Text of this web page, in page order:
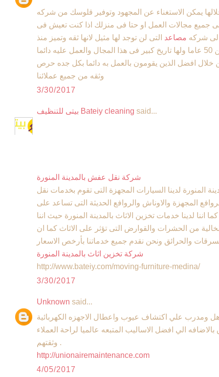
يمكن الاستغناء عن المجهود وتوفير قلوسك من شركه
جميع مجالات العمل او حتا فى منزلك اذا كنت تعيش فى
الى شركه مصاعد التى لن توجد لها مثيل لانها ثقه وتميز منذ
العديد من السنوات تصل الى اكثر من 50 عاما ولها تاريخ كبير فى هذا المجال والعمل عليه دائما
خلال افضل الذين يقومون بالعمل به دائما بكل جده حرص
وثقه من جميع عملائنا
3/30/2017
بيتى للتنظيف Bateiy cleaning said...
شركة نقل عفش بالمدينة المنورة
لدينا السيارات المجهزة التى تقوم بخدمات نقل
المجهزة والاوناش والروافع الحديثة التى تساعد على
اننا لدينا خدمات تخزين الاثاث بالمدينة المنورة حيث اننا
من الحشرات والقوارض التى تؤثر على الاثاث كما ان
شركة تخزين اثاث بالمدينة المنورة
http://www.bateiy.com/moving-furniture-medina/
3/30/2017
Unknown said...
ومدرب علي اكتشاف عيوب واعطال الاجهزه الكهربائية
الي افضل الاساليب المتبعه عالميا لراحة العملاء
وثقتهم .
http://unionairemaintenance.com
4/05/2017